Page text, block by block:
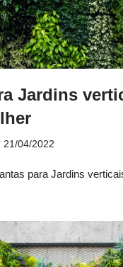
Jardins
21/04/2022
para Jardins